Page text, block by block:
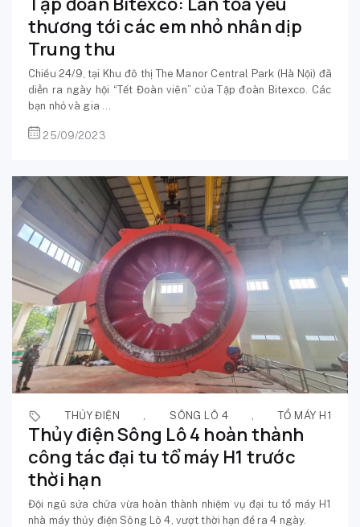
thương tới các em nhỏ nhân dịp
Trung thu
Chiều 24/9, tại Khu đô thị The Manor Central Park (Hà Nội) đã
diễn ra ngày hội “Tết Đoàn viên” của Tập đoàn Bitexco. Các
bạn nhỏ và gia ...
25/09/2023
THỦY ĐIỆN , SÔNG LÔ 4 , TỔ MÁY H1
Thủy điện Sông Lô 4 hoàn thành
công tác đại tu tổ máy H1 trước
thời hạn
Đội ngũ sửa chữa vừa hoàn thành nhiệm vụ đại tu tổ máy H1
nhà máy thủy điện Sông Lô 4, vượt thời hạn đề ra 4 ngày.